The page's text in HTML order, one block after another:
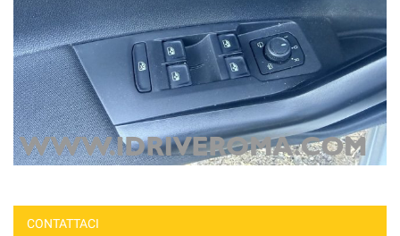
CONTATTACI